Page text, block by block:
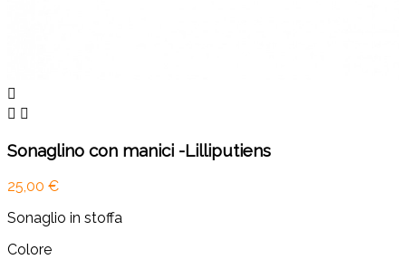

 
Sonaglino con manici -Lilliputiens
25,00 €
Sonaglio in stoffa
Colore